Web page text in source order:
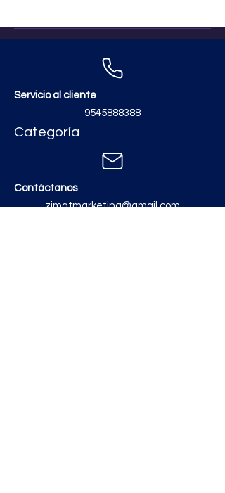
Servicio al cliente
9545888388
Categoría
Contáctanos
zimatmarketing@gmail.com